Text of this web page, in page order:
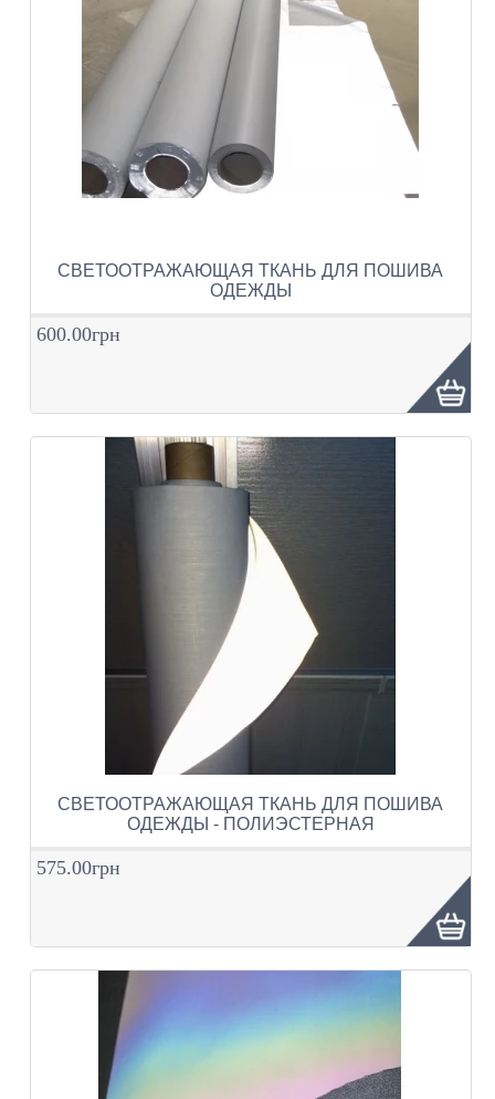
СВЕТООТРАЖАЮЩАЯ ТКАНЬ ДЛЯ ПОШИВА
ОДЕЖДЫ
600.00грн
СВЕТООТРАЖАЮЩАЯ ТКАНЬ ДЛЯ ПОШИВА
ОДЕЖДЫ - ПОЛИЭСТЕРНАЯ
575.00грн